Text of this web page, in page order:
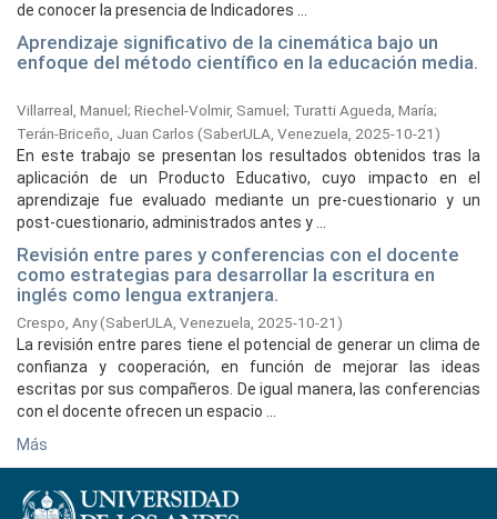
de conocer la presencia de Indicadores ...
Aprendizaje significativo de la cinemática bajo un
enfoque del método científico en la educación media.
Villarreal, Manuel; Riechel-Volmir, Samuel; Turatti Agueda, María;
Terán-Briceño, Juan Carlos (SaberULA, Venezuela, 2025-10-21)
En este trabajo se presentan los resultados obtenidos tras la
aplicación de un Producto Educativo, cuyo impacto en el
aprendizaje fue evaluado mediante un pre-cuestionario y un
post-cuestionario, administrados antes y ...
Revisión entre pares y conferencias con el docente
como estrategias para desarrollar la escritura en
inglés como lengua extranjera.
Crespo, Any(SaberULA, Venezuela, 2025-10-21)
La revisión entre pares tiene el potencial de generar un clima de
confianza y cooperación, en función de mejorar las ideas
escritas por sus compañeros. De igual manera, las conferencias
con el docente ofrecen un espacio ...
Más